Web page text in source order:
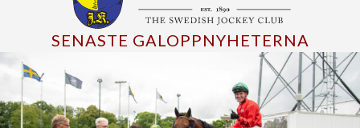
SENASTE GALOPPNYHETERNA